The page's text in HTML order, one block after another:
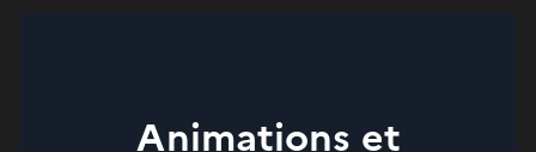
Animations et